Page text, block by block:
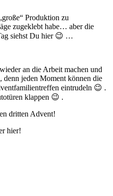
Produktion zu
zugeklebt habe… aber die
siehst Du hier 😉 …
an die Arbeit machen und
denn jeden Moment können die
eintrudeln 😉 .
klappen 😉 .
dritten Advent!
hier!